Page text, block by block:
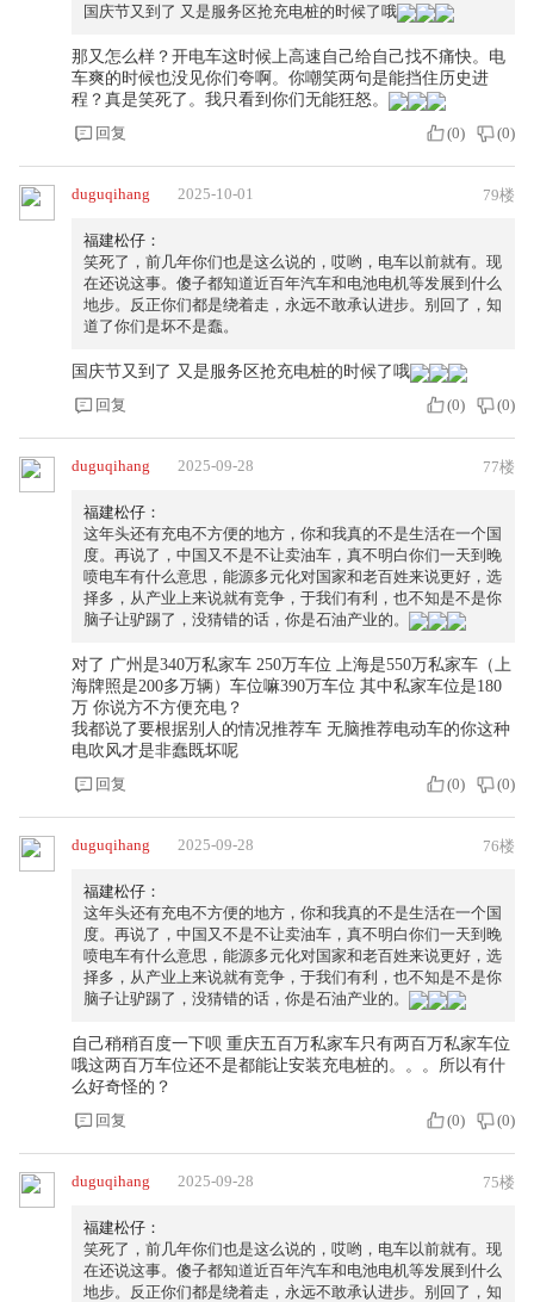
国庆节又到了 又是服务区抢充电桩的时候了哦
那又怎么样？开电车这时候上高速自己给自己找不痛快。电
车爽的时候也没见你们夸啊。你嘲笑两句是能挡住历史进
程？真是笑死了。我只看到你们无能狂怒。
回复
(0) (0)
duguqihang 2025-10-01 79楼
福建松仔：
笑死了，前几年你们也是这么说的，哎哟，电车以前就有。现
在还说这事。傻子都知道近百年汽车和电池电机等发展到什么
地步。反正你们都是绕着走，永远不敢承认进步。别回了，知
道了你们是坏不是蠢。
国庆节又到了 又是服务区抢充电桩的时候了哦
回复
(0) (0)
duguqihang 2025-09-28 77楼
福建松仔：
这年头还有充电不方便的地方，你和我真的不是生活在一个国
度。再说了，中国又不是不让卖油车，真不明白你们一天到晚
喷电车有什么意思，能源多元化对国家和老百姓来说更好，选
择多，从产业上来说就有竞争，于我们有利，也不知是不是你
脑子让驴踢了，没猜错的话，你是石油产业的。
对了 广州是340万私家车 250万车位 上海是550万私家车（上
海牌照是200多万辆）车位嘛390万车位 其中私家车位是180
万 你说方不方便充电？
我都说了要根据别人的情况推荐车 无脑推荐电动车的你这种
电吹风才是非蠢既坏呢
回复
(0) (0)
duguqihang 2025-09-28 76楼
福建松仔：
这年头还有充电不方便的地方，你和我真的不是生活在一个国
度。再说了，中国又不是不让卖油车，真不明白你们一天到晚
喷电车有什么意思，能源多元化对国家和老百姓来说更好，选
择多，从产业上来说就有竞争，于我们有利，也不知是不是你
脑子让驴踢了，没猜错的话，你是石油产业的。
自己稍稍百度一下呗 重庆五百万私家车只有两百万私家车位
哦这两百万车位还不是都能让安装充电桩的。。。所以有什
么好奇怪的？
回复
(0) (0)
duguqihang 2025-09-28 75楼
福建松仔：
笑死了，前几年你们也是这么说的，哎哟，电车以前就有。现
在还说这事。傻子都知道近百年汽车和电池电机等发展到什么
地步。反正你们都是绕着走，永远不敢承认进步。别回了，知